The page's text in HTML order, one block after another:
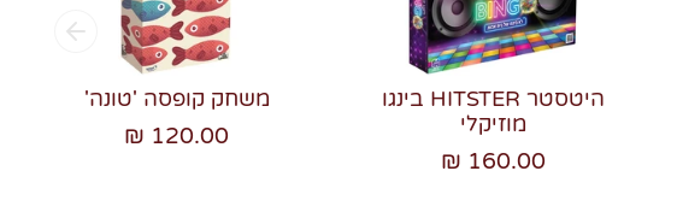
משחק קופסה 'טונה'
120.00 ₪
היטסטר HITSTER בינגו
מוזיקלי
160.00 ₪